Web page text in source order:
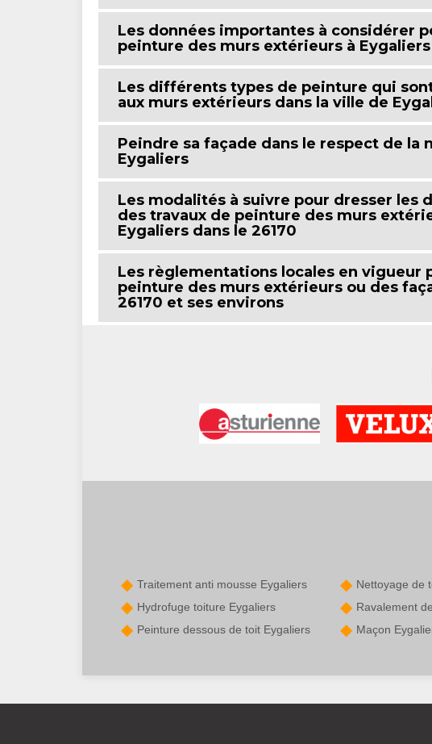
Les données importantes à considérer
peinture des murs extérieurs à Eygaliers
Les différents types de peinture qui
aux murs extérieurs dans la ville de
Peindre sa façade dans le respect de la
Eygaliers
Les modalités à suivre pour dresser les
des travaux de peinture des murs
Eygaliers dans le 26170
Les règlementations locales en vigueur
peinture des murs extérieurs ou des
26170 et ses environs
Traitement anti mousse Eygaliers
Hydrofuge toiture Eygaliers
Peinture dessous de toit Eygaliers
Nettoyage de
Ravalement
Maçon